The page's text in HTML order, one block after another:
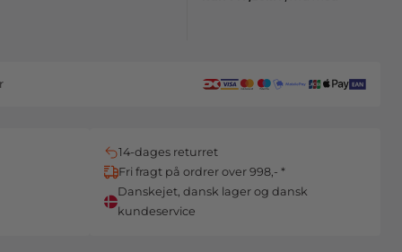
14-dages returret
Fri fragt på ordrer over 998,- *
Danskejet, dansk lager og dansk
kundeservice